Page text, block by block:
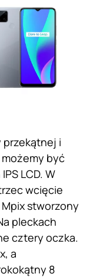
przekątnej i
być
LCD. W
wcięcie
stworzony
pleckach
cztery oczka.
a
8